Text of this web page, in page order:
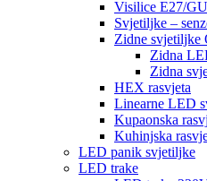
Visilice E27/
Svjetiljke –
Zidne svjetiljke
Zidna
Zidna
HEX rasvjeta
Linearne LED
Kupaonska
Kuhinjska
LED panik svjetiljke
LED trake